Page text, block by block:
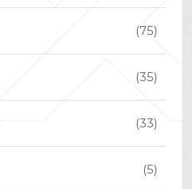
(75)
(35)
(33)
(5)